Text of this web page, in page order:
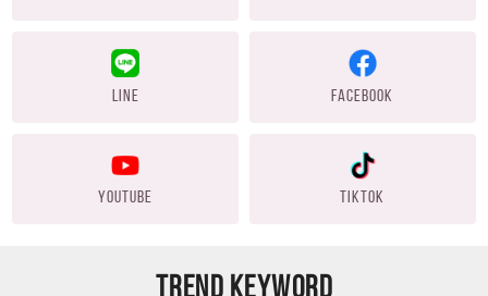
LINE FACEBOOK
YOUTUBE TIKTOK
TREND KEYWORD